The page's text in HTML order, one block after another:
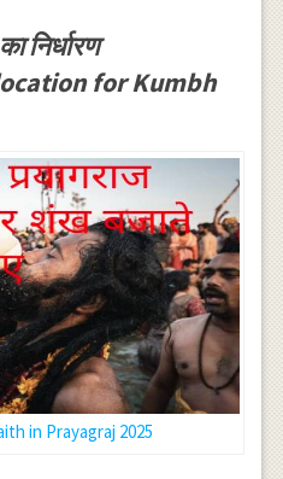
निर्धारण
for Kumbh
in Prayagraj 2025